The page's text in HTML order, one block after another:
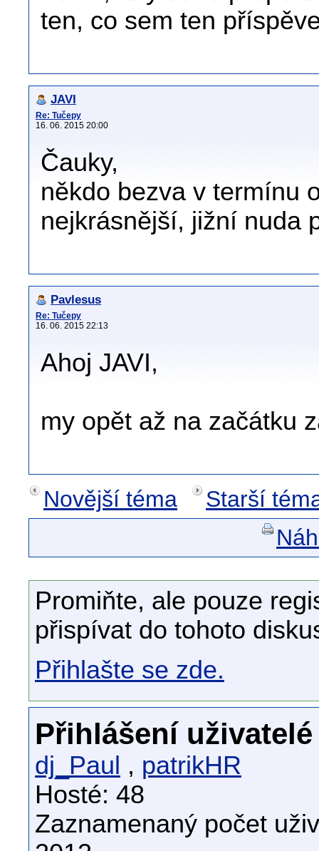
ten, co sem ten
JAVI
Re: Tučepy
16. 06. 2015 20:00
Čauky,
někdo bezva v termínu
nejkrásnější, jižní nuda
Pavlesus
Re: Tučepy
16. 06. 2015 22:13
Ahoj JAVI,
my opět až na začátku
Novější téma
Starší
Promiňte, ale pouze
přispívat do tohoto
Přihlašte se zde.
Přihlášení uživatelé
dj_Paul , patrikHR
Hosté: 48
Zaznamenaný počet